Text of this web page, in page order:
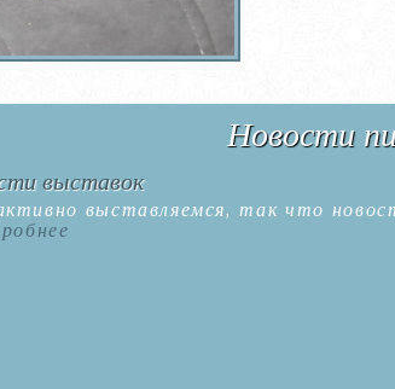
Новости
выставок
выставляемся, так что